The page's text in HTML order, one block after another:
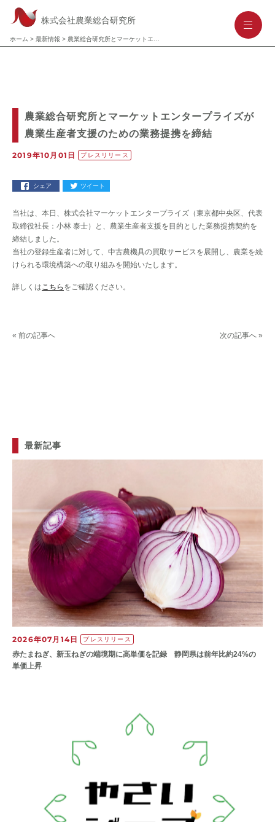
株式会社農業総合研究所
ホーム > 最新情報 >
--
農業総合研究所とマーケットエンタープライズが
農業生産者支援のための業務提携を締結
2019年10月01日 プレスリリース
シェア ツイート
当社は、本日、株式会社マーケットエンタープライズ（東京都中央区、代表
取締役社長：小林 泰士）と、農業生産者支援を目的とした業務提携契約を
締結しました。
当社の登録生産者に対して、中古農機具の買取サービスを展開し、農業を続
けられる環境構築への取り組みを開始いたします。
詳しくはこちら をご確認ください。
次の記事へ »
« 前の記事へ
最新記事
2026年07月14日 プレスリリース
赤たまねぎ、新玉ねぎの端境期に高単価を記録 静岡県は前年比約24%の
単価上昇